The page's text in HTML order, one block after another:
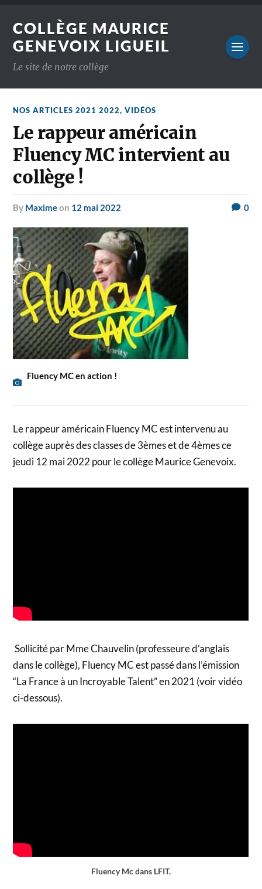
COLLÈGE MAURICE
GENEVOIX LIGUEIL
Le site de notre collège
NOS ARTICLES 2021 2022,VIDÉOS
Le rappeur américain
Fluency MC intervient au
collège !
by Maximeon 12 mai 2022 0
Fluency MC en action !
Le rappeur américain Fluency MC est intervenu au
collège auprès des classes de 3èmes et de 4èmes ce
jeudi 12 mai 2022 pour le collège Maurice Genevoix.
Sollicité par Mme Chauvelin (professeure d’anglais
dans le collège), Fluency MC est passé dans l’émission
“La France à un Incroyable Talent” en 2021 (voir vidéo
ci-dessous).
Fluency Mc dans LFIT.